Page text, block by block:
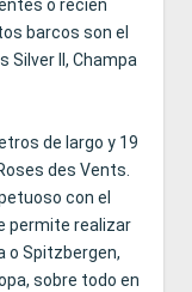
o recién
barcos son el
Silver II, Champa
de largo y 19
des Vents.
con el
permite realizar
o Spitzbergen,
sobre todo en